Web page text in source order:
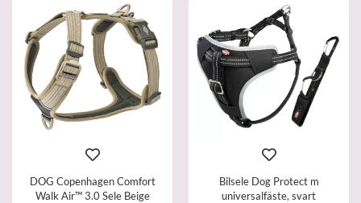
DOG Copenhagen Comfort
Walk Air™ 3.0 Sele Beige
Bilsele Dog Protect m
universalfäste, svart